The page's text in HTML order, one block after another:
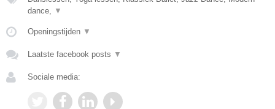
dance,
▼
Openingstijden ▼
Laatste facebook posts ▼
Sociale media: